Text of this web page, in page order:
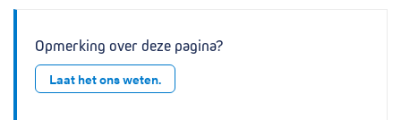
Opmerking over deze pagina?
Laat het ons weten.